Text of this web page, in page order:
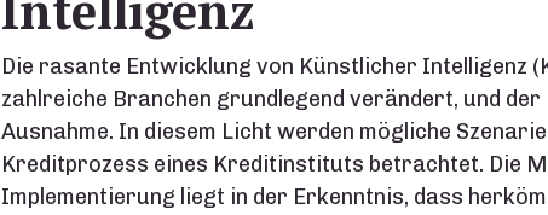
Die rasante Entwicklung von Künstlicher Intelligenz
zahlreiche Branchen grundlegend verändert, und
Ausnahme. In diesem Licht werden mögliche
Kreditprozess eines Kreditinstituts betrachtet. Die
Implementierung liegt in der Erkenntnis, dass